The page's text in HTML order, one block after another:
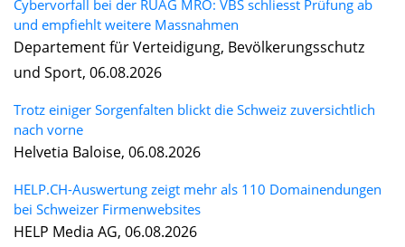
Cybervorfall bei der RUAG MRO: VBS schliesst Prüfung ab
und empfiehlt weitere Massnahmen
Departement für Verteidigung, Bevölkerungsschutz
und Sport, 06.08.2026
Trotz einiger Sorgenfalten blickt die Schweiz zuversichtlich
nach vorne
Helvetia Baloise, 06.08.2026
HELP.CH-Auswertung zeigt mehr als 110 Domainendungen
bei Schweizer Firmenwebsites
HELP Media AG, 06.08.2026